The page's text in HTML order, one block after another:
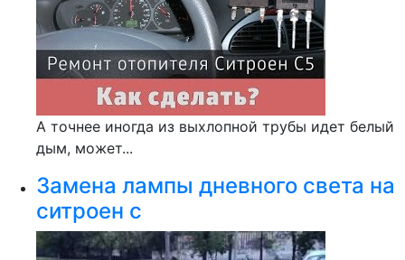
А точнее иногда из выхлопной трубы идет белый
дым, может...
Замена лампы дневного света на
ситроен с